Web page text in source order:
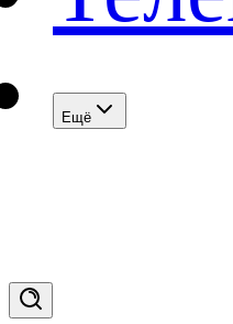
Eщё